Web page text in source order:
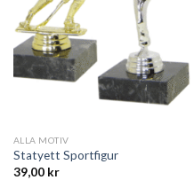
ALLA MOTIV
Statyett Sportfigur
39,00 kr